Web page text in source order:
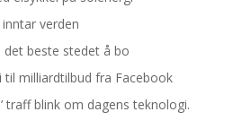
verden
beste stedet å bo
milliardtilbud fra Facebook
traff blink om dagens teknologi.